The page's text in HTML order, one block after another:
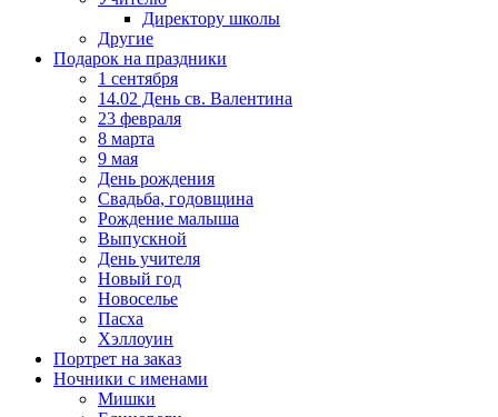
Директору школы
Другие
Подарок на праздники
1 сентября
14.02 День св. Валентина
23 февраля
8 марта
9 мая
День рождения
Свадьба, годовщина
Рождение малыша
Выпускной
День учителя
Новый год
Новоселье
Пасха
Хэллоуин
Портрет на заказ
Ночники с именами
Мишки